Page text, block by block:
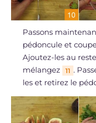
Passons
pédoncule et
Ajoutez-les au
mélangez
11 .
les et retirez le